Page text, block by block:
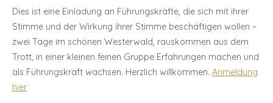
Dies ist eine Einladung an Führungskräfte, die sich mit ihrer
Stimme und der Wirkung ihrer Stimme beschäftigen wollen –
zwei Tage im schönen Westerwald, rauskommen aus dem
Trott, in einer kleinen feinen Gruppe Erfahrungen machen und
als Führungskraft wachsen. Herzlich willkommen. Anmeldung
hier